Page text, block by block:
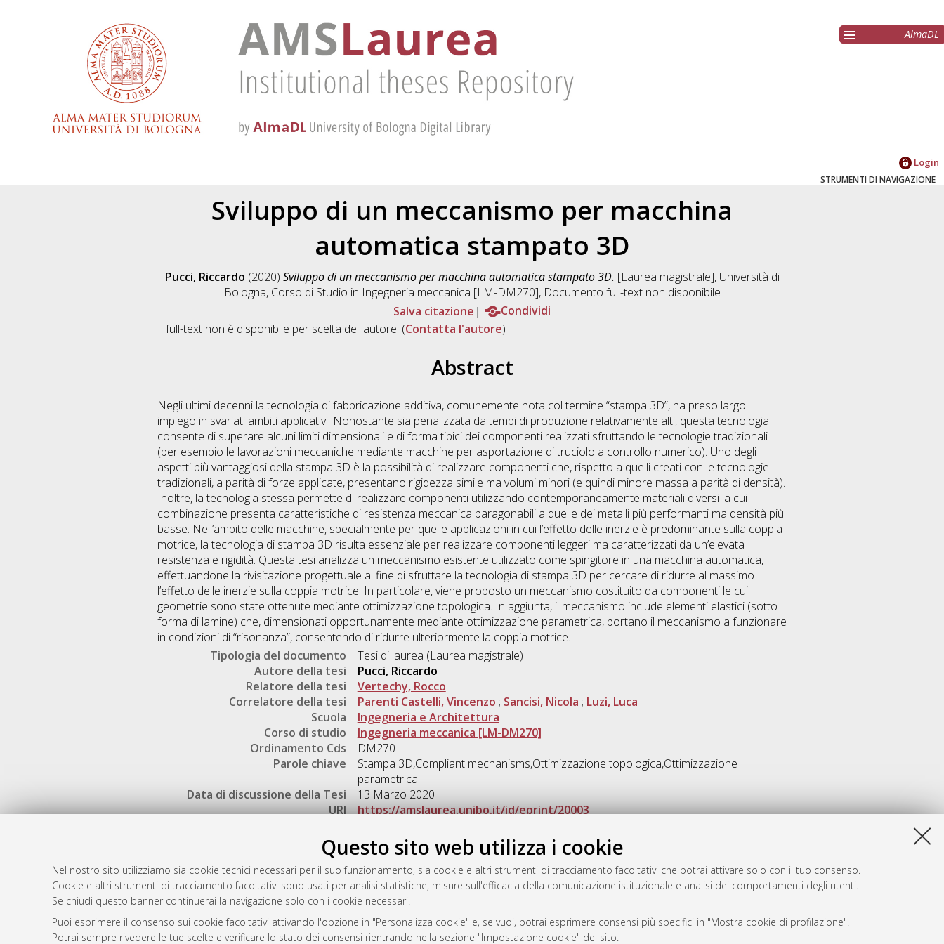
Questo sito web utilizza i cookie
Nel nostro sito utilizziamo sia cookie tecnici necessari per il suo funzionamento, sia cookie e altri strumenti di tracciamento facoltativi che potrai attivare solo con il tuo consenso.
Cookie e altri strumenti di tracciamento facoltativi sono usati per analisi statistiche, misure sull'efficacia della comunicazione istituzionale e analisi dei comportamenti degli utenti.
Se chiudi questo banner continuerai la navigazione solo con i cookie necessari.
Puoi esprimere il consenso sui cookie facoltativi attivando l'opzione in "Personalizza cookie" e, se vuoi, potrai esprimere consensi più specifici in "Mostra cookie di profilazione".
Potrai sempre rivedere le tue scelte e verificare lo stato dei consensi rientrando nella sezione "Impostazione cookie" del sito.
AlmaDL
Login
STRUMENTI DI NAVIGAZIONE
Sviluppo di un meccanismo per macchina
automatica stampato 3D
Pucci, Riccardo (2020) Sviluppo di un meccanismo per macchina automatica stampato 3D. [Laurea magistrale], Università di
Bologna, Corso di Studio in Ingegneria meccanica [LM-DM270], Documento full-text non disponibile
Salva citazione
Condividi
Il full-text non è disponibile per scelta dell'autore. (Contatta l'autore)
Abstract
Negli ultimi decenni la tecnologia di fabbricazione additiva, comunemente nota col termine “stampa 3D”, ha preso largo
impiego in svariati ambiti applicativi. Nonostante sia penalizzata da tempi di produzione relativamente alti, questa tecnologia
consente di superare alcuni limiti dimensionali e di forma tipici dei componenti realizzati sfruttando le tecnologie tradizionali
(per esempio le lavorazioni meccaniche mediante macchine per asportazione di truciolo a controllo numerico). Uno degli
aspetti più vantaggiosi della stampa 3D è la possibilità di realizzare componenti che, rispetto a quelli creati con le tecnologie
tradizionali, a parità di forze applicate, presentano rigidezza simile ma volumi minori (e quindi minore massa a parità di densità).
Inoltre, la tecnologia stessa permette di realizzare componenti utilizzando contemporaneamente materiali diversi la cui
combinazione presenta caratteristiche di resistenza meccanica paragonabili a quelle dei metalli più performanti ma densità più
basse. Nell’ambito delle macchine, specialmente per quelle applicazioni in cui l’effetto delle inerzie è predominante sulla coppia
motrice, la tecnologia di stampa 3D risulta essenziale per realizzare componenti leggeri ma caratterizzati da un’elevata
resistenza e rigidità. Questa tesi analizza un meccanismo esistente utilizzato come spingitore in una macchina automatica,
effettuandone la rivisitazione progettuale al fine di sfruttare la tecnologia di stampa 3D per cercare di ridurre al massimo
l’effetto delle inerzie sulla coppia motrice. In particolare, viene proposto un meccanismo costituito da componenti le cui
geometrie sono state ottenute mediante ottimizzazione topologica. In aggiunta, il meccanismo include elementi elastici (sotto
forma di lamine) che, dimensionati opportunamente mediante ottimizzazione parametrica, portano il meccanismo a funzionare
in condizioni di “risonanza”, consentendo di ridurre ulteriormente la coppia motrice.
Tipologia del documento
Tesi di laurea (Laurea magistrale)
Autore della tesi
Pucci, Riccardo
Relatore della tesi
Vertechy, Rocco
Correlatore della tesi
Parenti Castelli, Vincenzo ; Sancisi, Nicola ; Luzi, Luca
Scuola
Ingegneria e Architettura
Corso di studio
Ingegneria meccanica [LM-DM270]
Ordinamento Cds
DM270
Parole chiave
Stampa 3D,Compliant mechanisms,Ottimizzazione topologica,Ottimizzazione
parametrica
Data di discussione della Tesi
13 Marzo 2020
URI
https://amslaurea.unibo.it/id/eprint/20003
Gestione del documento:
Atom
Rss 1.0
AMS Laurea
Servizio implementato e gestito da
Impostazioni Cookie